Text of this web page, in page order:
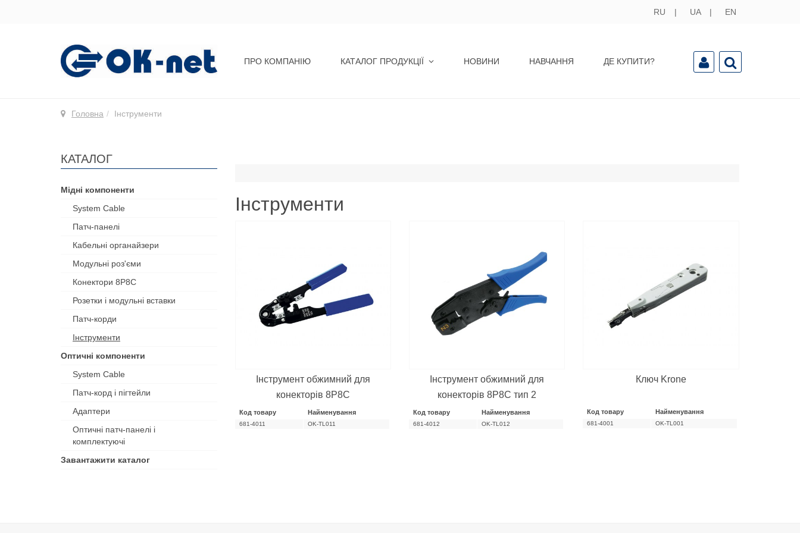
RU UA EN
ПРО КОМПАНІЮ КАТАЛОГ ПРОДУКЦІЇ НОВИНИ НАВЧАННЯ ДЕ КУПИТИ?
Головна Інструменти
Інструменти
Інструмент обжимний для
конекторів 8P8C
Код товару Найменування
681-4011 OK-TL011
Інструмент обжимний для
конекторів 8P8C тип 2
Код товару Найменування
681-4012 OK-TL012
Ключ Krone
Код товару Найменування
681-4001 OK-TL001
КАТАЛОГ
Мідні компоненти
System Cable
Патч-панелі
Кабельні органайзери
Модульні роз'єми
Конектори 8P8C
Розетки і модульні вставки
Патч-корди
Інструменти
Оптичні компоненти
System Cable
Патч-корд і пігтейли
Адаптери
Оптичні патч-панелі і
комплектуючі
Завантажити каталог